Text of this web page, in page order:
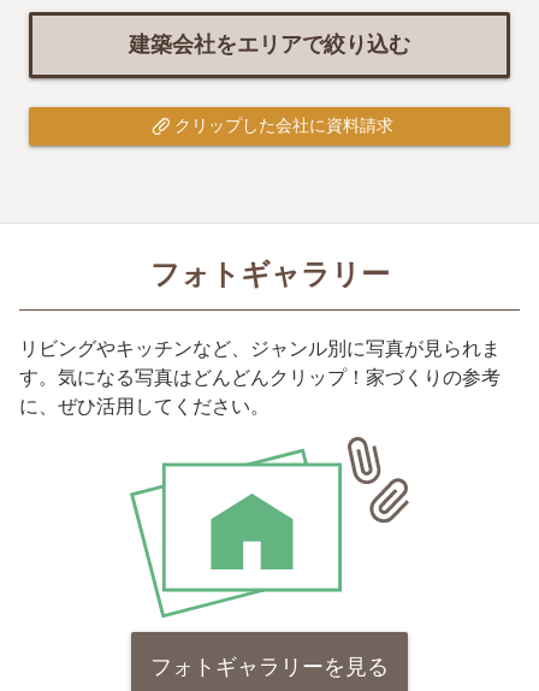
建築会社をエリアで絞り込む
クリップした会社に資料請求
フォトギャラリー
リビングやキッチンなど、ジャンル別に写真が見られま
す。気になる写真はどんどんクリップ！家づくりの参考
に、ぜひ活用してください。
フォトギャラリーを見る